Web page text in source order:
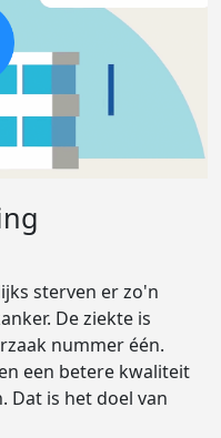
sterven er zo'n
De ziekte is
nummer één.
een betere kwaliteit
Dat is het doel van